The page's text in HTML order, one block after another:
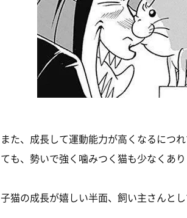
また、成長して運動能力が高くなるにつ
ても、勢いで強く噛みつく猫も少なくあり
子猫の成長が嬉しい半面、飼い主さんと